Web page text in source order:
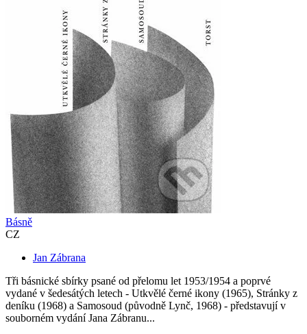
Básně
CZ
Jan Zábrana
Tři básnické sbírky psané od přelomu let 1953/1954 a poprvé
vydané v šedesátých letech - Utkvělé černé ikony (1965), Stránky z
deníku (1968) a Samosoud (původně Lynč, 1968) - představují v
souborném vydání Jana Zábranu...